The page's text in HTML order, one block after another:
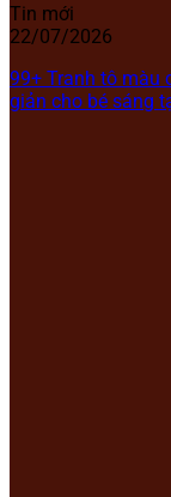
Tin mới
22/07/2026
99+ Tranh tô màu
giản cho bé sáng